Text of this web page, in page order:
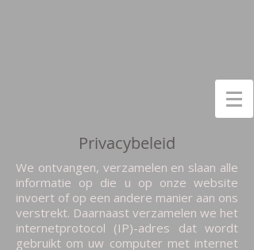
Privacybeleid
We ontvangen, verzamelen en slaan alle
informatie op die u op onze website
invoert of op een andere manier aan ons
verstrekt. Daarnaast verzamelen we het
internetprotocol (IP)-adres dat wordt
gebruikt om uw computer met internet